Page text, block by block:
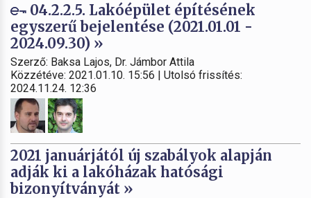
04.2.2.5. Lakóépület építésének
egyszerű bejelentése (2021.01.01 -
2024.09.30) »
Szerző: Baksa Lajos, Dr. Jámbor Attila
Közzétéve: 2021.01.10. 15:56 | Utolsó frissítés:
2024.11.24. 12:36
2021 januárjától új szabályok alapján
adják ki a lakóházak hatósági
bizonyítványát »